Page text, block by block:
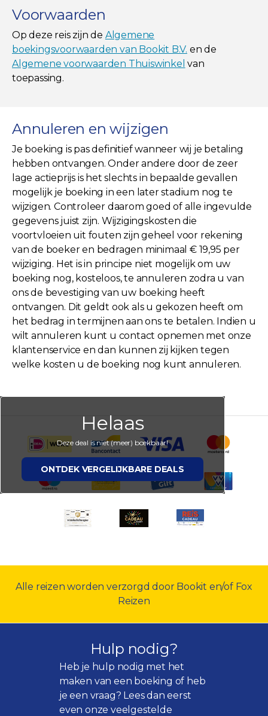
Voorwaarden
Op deze reis zijn de Algemene
boekingsvoorwaarden van Bookit B.V. en de
Algemene voorwaarden Thuiswinkel van
toepassing.
Annuleren en wijzigen
Je boeking is pas definitief wanneer wij je betaling
hebben ontvangen. Onder andere door de zeer
lage actieprijs is het slechts in bepaalde gevallen
mogelijk je boeking in een later stadium nog te
wijzigen. Controleer daarom goed of alle ingevulde
gegevens juist zijn. Wijzigingskosten die
voortvloeien uit fouten zijn geheel voor rekening
van de boeker en bedragen minimaal € 19,95 per
wijziging. Het is in principe niet mogelijk om uw
boeking nog, kosteloos, te annuleren zodra u van
ons de bevestiging van uw boeking heeft
ontvangen. Dit geldt ook als u gekozen heeft om
het bedrag in termijnen aan ons te betalen. Indien u
wilt annuleren kunt u contact opnemen met onze
klantenservice en dan kunnen zij kijken tegen
welke kosten u de boeking nog kunt annuleren.
Helaas
Deze deal is niet (meer) boekbaar!
ONTDEK VERGELIJKBARE DEALS
Alle reizen worden verzorgd door Bookit en/of Fox
Reizen
Hulp nodig?
Heb je hulp nodig met het
maken van een boeking of heb
je een vraag? Lees dan eerst
even onzeveelgestelde